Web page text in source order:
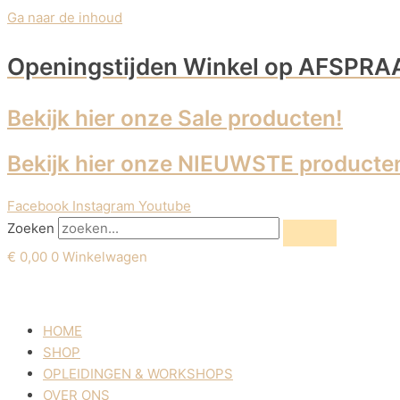
Ga naar de inhoud
Openingstijden Winkel op
Bekijk hier onze Sale producten!
Bekijk hier onze NIEUWSTE
Facebook Instagram Youtube
Zoeken
€ 0,00 0 Winkelwagen
HOME
SHOP
OPLEIDINGEN & WORKSHOPS
OVER ONS